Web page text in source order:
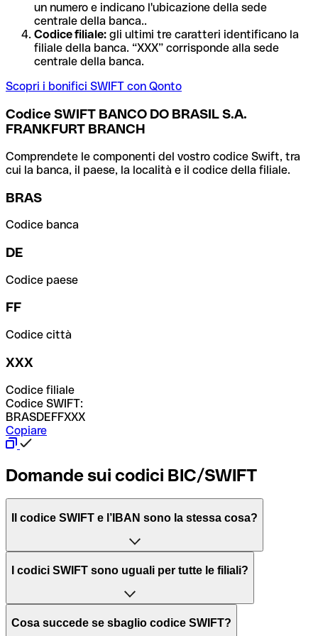
un numero e indicano l'ubicazione della sede
centrale della banca..
Codice filiale: gli ultimi tre caratteri identificano la
filiale della banca. “XXX” corrisponde alla sede
centrale della banca.
Scopri i bonifici SWIFT con Qonto
Codice SWIFT BANCO DO BRASIL S.A.
FRANKFURT BRANCH
Comprendete le componenti del vostro codice Swift, tra
cui la banca, il paese, la località e il codice della filiale.
BRAS
Codice banca
DE
Codice paese
FF
Codice città
XXX
Codice filiale
Codice SWIFT:
BRASDEFFXXX
Copiare
Domande sui codici BIC/SWIFT
Il codice SWIFT e l’IBAN sono la stessa cosa?
L'acronimo SWIFT sta per “Society for Worldwide
per l’elaborazione dei pagamenti tra diversi Paesi.
I codici SWIFT sono uguali per tutte le filiali?
Dipende dalle banche. In alcuni casi le banche utilizzano
Cosa succede se sbaglio codice SWIFT?